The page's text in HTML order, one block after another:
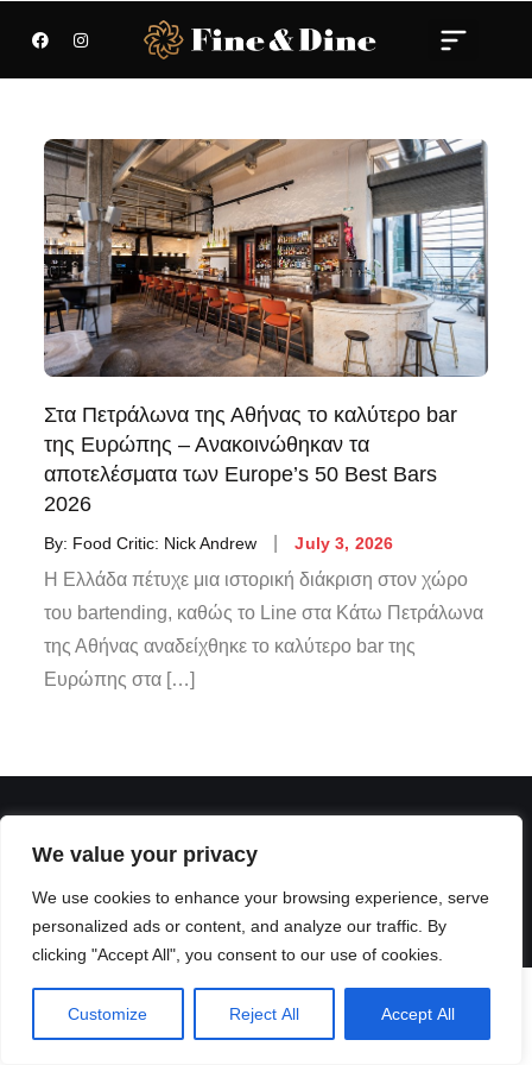
We value your privacy
We use cookies to enhance your browsing experience, serve
personalized ads or content, and analyze our traffic. By
clicking "Accept All", you consent to our use of cookies.
Customize Reject All Accept All
Στα Πετράλωνα της Αθήνας το καλύτερο bar
της Ευρώπης – Ανακοινώθηκαν τα
αποτελέσματα των Europe’s 50 Best Bars
2026
By: Food Critic: Nick Andrew July 3, 2026
Η Ελλάδα πέτυχε μια ιστορική διάκριση στον χώρο
του bartending, καθώς το Line στα Κάτω Πετράλωνα
της Αθήνας αναδείχθηκε το καλύτερο bar της
Ευρώπης στα […]